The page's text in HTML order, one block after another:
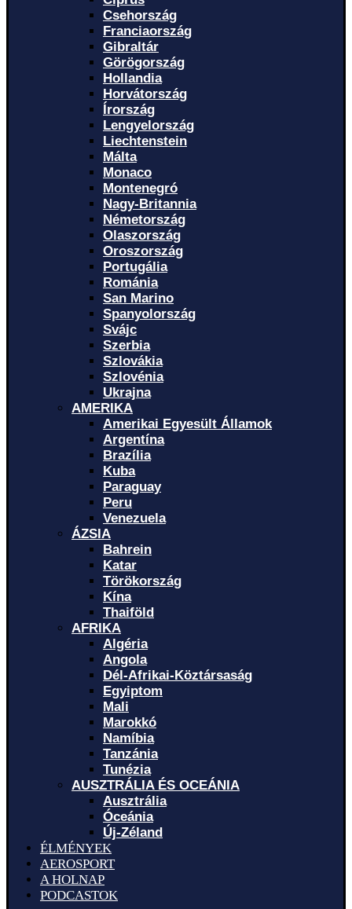
Csehország
Franciaország
Gibraltár
Görögország
Hollandia
Horvátország
Írország
Lengyelország
Liechtenstein
Málta
Monaco
Montenegró
Nagy-Britannia
Németország
Olaszország
Oroszország
Portugália
Románia
San Marino
Spanyolország
Svájc
Szerbia
Szlovákia
Szlovénia
Ukrajna
AMERIKA
Amerikai Egyesült Államok
Argentína
Brazília
Kuba
Paraguay
Peru
Venezuela
ÁZSIA
Bahrein
Katar
Törökország
Kína
Thaiföld
AFRIKA
Algéria
Angola
Dél-Afrikai-Köztársaság
Egyiptom
Mali
Marokkó
Namíbia
Tanzánia
Tunézia
AUSZTRÁLIA ÉS OCEÁNIA
Ausztrália
Óceánia
Új-Zéland
ÉLMÉNYEK
AEROSPORT
A HOLNAP
PODCASTOK